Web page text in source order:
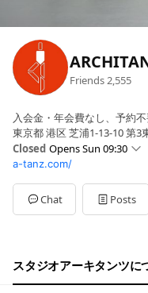
Friends2,555
入会金・年会費なし、予約
東京都 港区 芝浦1-13-10 第3
Closed Opens Sun 09:30
Sun09:30 - 19:30
Mon09:30 - 21:30
Tue09:30 - 21:30
Wed09:30 - 21:30
09:30 - 19:30
a-tanz.com/
Chat Posts
スタジオアーキタンツに